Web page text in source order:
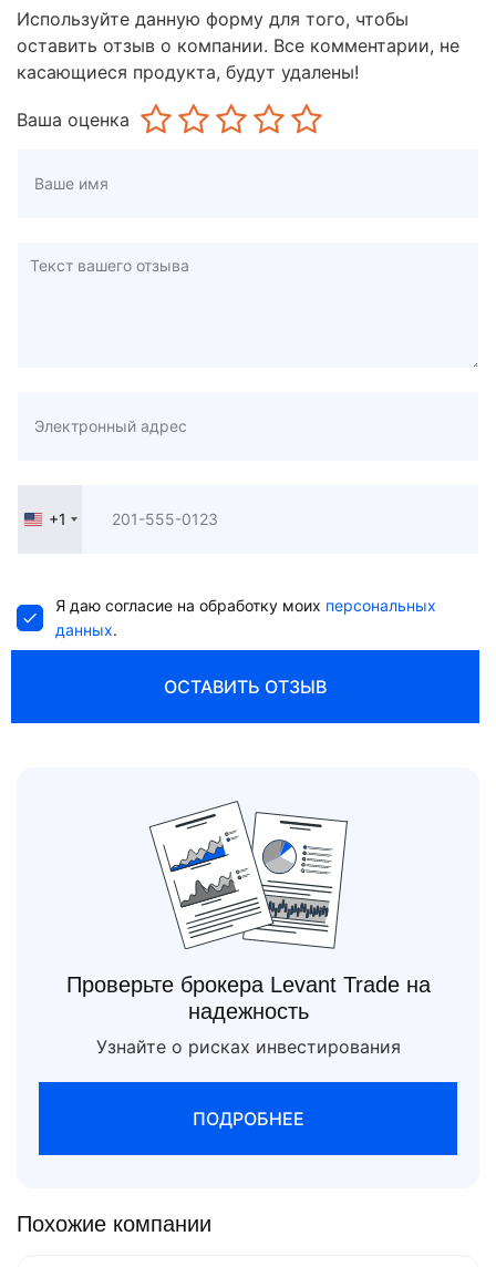
Используйте данную форму для того, чтобы
оставить отзыв о компании. Все комментарии, не
касающиеся продукта, будут удалены!
Ваша оценка
United
+1
Я даю согласие на обработку моих персональных
данных.
ОСТАВИТЬ ОТЗЫВ
Проверьте брокера Levant Trade на
надежность
Узнайте о рисках инвестирования
ПОДРОБНЕЕ
Похожие компании